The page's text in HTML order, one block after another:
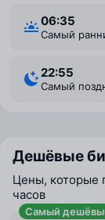
06:35
Самый
22:55
Самый
Дешёвые
Цены, которые
часов
Самый